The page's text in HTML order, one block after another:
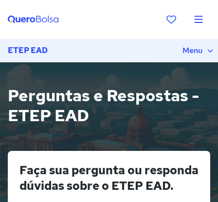
ETEP EAD Menu
Perguntas e Respostas -
ETEP EAD
Faça sua pergunta ou responda
dúvidas sobre o ETEP EAD.